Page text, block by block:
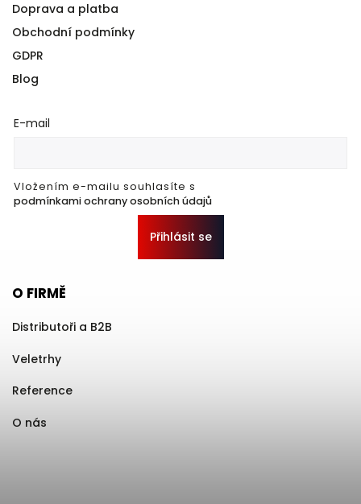
Doprava a platba
Obchodní podmínky
GDPR
Blog
E-mail
Vložením e-mailu souhlasíte s
podmínkami ochrany osobních údajů
Přihlásit se
O FIRMĚ
Distributoři a B2B
Veletrhy
Reference
O nás